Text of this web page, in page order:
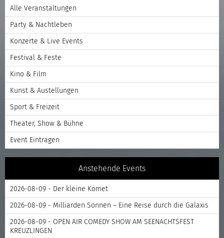
Alle Veranstaltungen
Party & Nachtleben
Konzerte & Live Events
Festival & Feste
Kino & Film
Kunst & Austellungen
Sport & Freizeit
Theater, Show & Bühne
Event Eintragen
Anstehende Events
2026-08-09 - Der kleine Komet
2026-08-09 - Milliarden Sonnen – Eine Reise durch die Galaxis
2026-08-09 - OPEN AIR COMEDY SHOW AM SEENACHTSFEST
KREUZLINGEN